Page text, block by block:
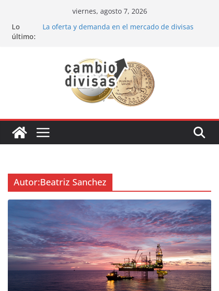
contenido
viernes, agosto 7, 2026
Lo
último:
La oferta y demanda en el mercado de divisas
Oportunidades de inversión en el sector petrolero
en 2024
Los bancos más recomendados para invertir en
Estrategia de los soldados Forex
Autor:Beatriz Sanchez